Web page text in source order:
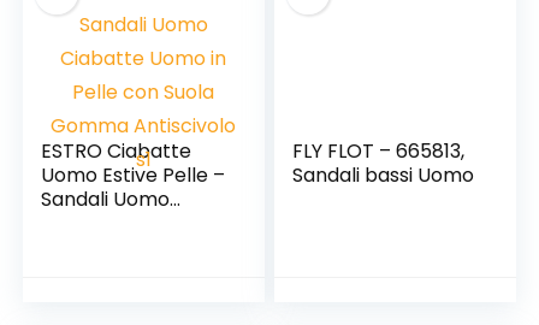
ESTRO Ciabatte
Uomo Estive Pelle –
Sandali Uomo
FLY FLOT – 665813,
Sandali bassi Uomo